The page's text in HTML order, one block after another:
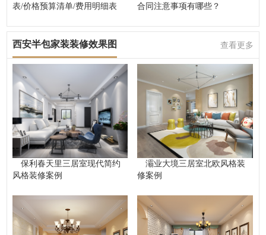
表/价格预算清单/费用明细表 合同注意事项有哪些？
西安半包家装装修效果图 查看更多
保利春天里三居室现代简约
风格装修案例
灞业大境三居室北欧风格装
修案例